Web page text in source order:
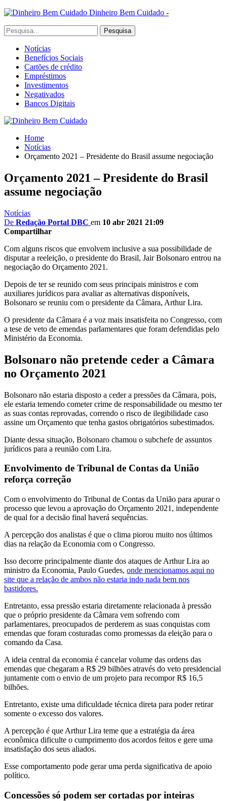
Dinheiro Bem Cuidado -
Notícias
Benefícios Sociais
Cartões de crédito
Empréstimos
Investimentos
Negativados
Bancos Digitais
Home
Notícias
Orçamento 2021 – Presidente do Brasil assume negociação
Orçamento 2021 – Presidente do Brasil
assume negociação
Notícias
De Redação Portal DBC em 10 abr 2021 21:09
Compartilhar
Com alguns riscos que envolvem inclusive a sua possibilidade de
disputar a reeleição, o presidente do Brasil, Jair Bolsonaro entrou na
negociação do Orçamento 2021.
Depois de ter se reunido com seus principais ministros e com
auxiliares jurídicos para avaliar as alternativas disponíveis,
Bolsonaro se reuniu com o presidente da Câmara, Arthur Lira.
O presidente da Câmara é a voz mais insatisfeita no Congresso, com
a tese de veto de emendas parlamentares que foram defendidas pelo
Ministério da Economia.
Bolsonaro não pretende ceder a Câmara
no Orçamento 2021
Bolsonaro não estaria disposto a ceder a pressões da Câmara, pois,
ele estaria temendo cometer crime de responsabilidade ou mesmo ter
as suas contas reprovadas, correndo o risco de ilegibilidade caso
assine um Orçamento que tenha gastos obrigatórios subestimados.
Diante dessa situação, Bolsonaro chamou o subchefe de assuntos
jurídicos para a reunião com Lira.
Envolvimento de Tribunal de Contas da União
reforça correção
Com o envolvimento do Tribunal de Contas da União para apurar o
processo que levou a aprovação do Orçamento 2021, independente
de qual for a decisão final haverá sequências.
A percepção dos analistas é que o clima piorou muito nos últimos
dias na relação da Economia com o Congresso.
Isso decorre principalmente diante dos ataques de Arthur Lira ao
ministro da Economia, Paulo Guedes, onde mencionamos aqui no
site que a relação de ambos não estaria indo nada bem nos
bastidores.
Entretanto, essa pressão estaria diretamente relacionada à pressão
que o próprio presidente da Câmara vem sofrendo com
parlamentares, preocupados de perderem as suas conquistas com
emendas que foram costuradas como promessas da eleição para o
comando da Casa.
A ideia central da economia é cancelar volume das ordens das
emendas que chegaram a R$ 29 bilhões através do veto presidencial
juntamente com o envio de um projeto para recompor R$ 16,5
bilhões.
Entretanto, existe uma dificuldade técnica direta para poder retirar
somente o excesso dos valores.
A percepção é que Arthur Lira teme que a estratégia da área
econômica dificulte o cumprimento dos acordos feitos e gere uma
insatisfação dos seus aliados.
Esse comportamento pode gerar uma perda significativa de apoio
político.
Concessões só podem ser cortadas por inteiras